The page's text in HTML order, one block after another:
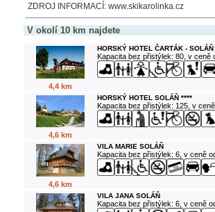
ZDROJ INFORMACÍ: www.skikarolinka.cz
V okolí 10 km najdete
4,4 km
HORSKÝ HOTEL ČARTÁK - SOLÁŇ
Kapacita bez přistýlek: 80, v ceně
4,6 km
HORSKÝ HOTEL SOLÁŇ ****
Kapacita bez přistýlek: 125, v
4,6 km
VILA MARIE SOLÁŇ
Kapacita bez přistýlek: 6, v ceně
VILA JANA SOLÁŇ
Kapacita bez přistýlek: 6, v ceně